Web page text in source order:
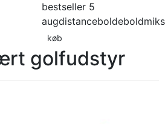
bestseller 5
augdistanceboldeboldmiks
køb
golfudstyr